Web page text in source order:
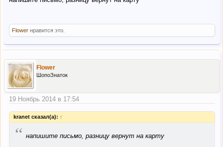
Flower нравится это.
Flower
ШопоЗнаток
19 Ноябрь 2014 в 17:54
kranet сказал(а): ↑
“ напишите письмо, разницу вернут на карту